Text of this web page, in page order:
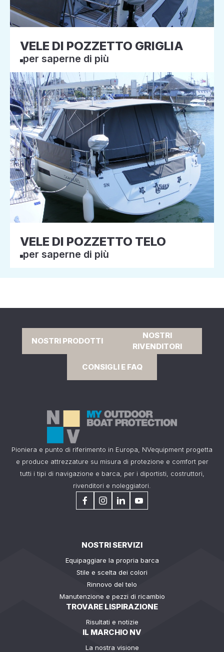
VELE DI POZZETTO GRIGLIA
per saperne di più
VELE DI POZZETTO TELO
per saperne di più
NOSTRI PRODOTTI
NOSTRI
RIVENDITORI
CONSIGLI E FAQ
Pioniera e punto di riferimento in Europa, NVequipment progetta
e produce attrezzature su misura di protezione e comfort per
tutti i tipi di navigazione e barca, per i diportisti, costruttori,
rivenditori e noleggiatori.
NOSTRI SERVIZI
Equipaggiare la propria barca
Stile e scelta dei colori
Rinnovo del telo
Manutenzione e pezzi di ricambio
TROVARE LISPIRAZIONE
Risultati e notizie
IL MARCHIO NV
La nostra visione